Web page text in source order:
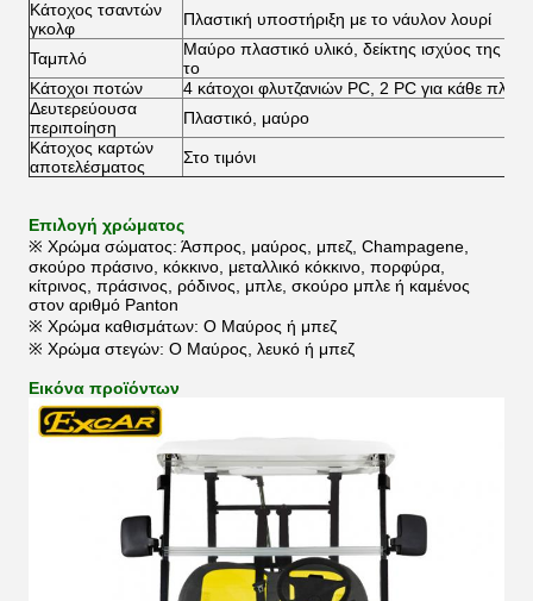
Κάτοχος τσαντών
γκολφ
Πλαστική υποστήριξη με το νάυλον λουρί
Ταμπλό
Μαύρο πλαστικό υλικό, δείκτης ισχύος της
το
Κάτοχοι ποτών
4 κάτοχοι φλυτζανιών PC, 2 PC για κάθε
Δευτερεύουσα
περιποίηση
Πλαστικό, μαύρο
Κάτοχος καρτών
αποτελέσματος
Στο τιμόνι
Επιλογή χρώματος
※ Χρώμα σώματος: Άσπρος, μαύρος, μπεζ, Champagene,
σκούρο πράσινο, κόκκινο, μεταλλικό κόκκινο, πορφύρα,
κίτρινος, πράσινος, ρόδινος, μπλε, σκούρο μπλε ή καμένος
στον αριθμό Panton
※ Χρώμα καθισμάτων: Ο Μαύρος ή μπεζ
※ Χρώμα στεγών: Ο Μαύρος, λευκό ή μπεζ
Εικόνα προϊόντων